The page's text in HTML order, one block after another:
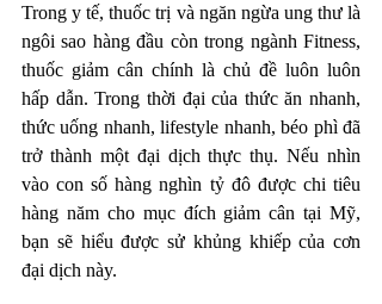
Trong y tế, thuốc trị và ngăn ngừa ung thư là
ngôi sao hàng đầu còn trong ngành Fitness,
thuốc giảm cân chính là chủ đề luôn luôn
hấp dẫn. Trong thời đại của thức ăn nhanh,
thức uống nhanh, lifestyle nhanh, béo phì đã
trở thành một đại dịch thực thụ. Nếu nhìn
vào con số hàng nghìn tỷ đô được chi tiêu
hàng năm cho mục đích giảm cân tại Mỹ,
bạn sẽ hiểu được sử khủng khiếp của cơn
đại dịch này.